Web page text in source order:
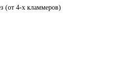
(от 4-х кламмеров)